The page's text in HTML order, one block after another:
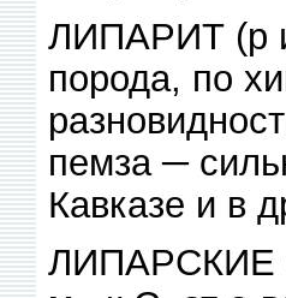
ЛИПАРИТ (р и
порода, по
пемза ─
Кавказе и в
ЛИПАРСКИЕ